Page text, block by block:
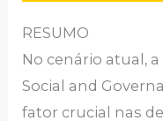
RESUMO
No cenário atual,
Social and
fator crucial nas